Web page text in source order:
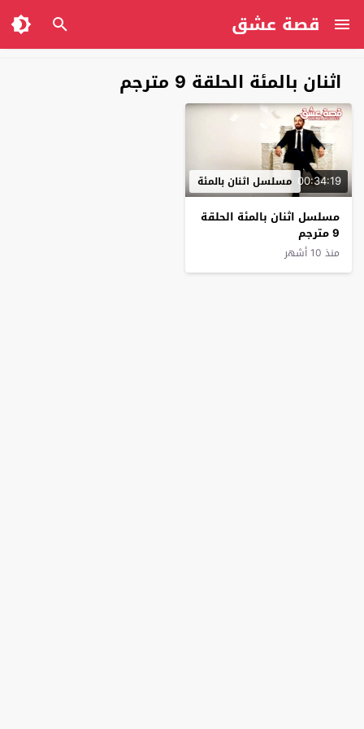
قصة عشق
اثنان بالمئة الحلقة 9 مترجم
00:34:19 مسلسل اثنان بالمئة
مسلسل اثنان بالمئة الحلقة
9 مترجم
منذ 10 أشهر